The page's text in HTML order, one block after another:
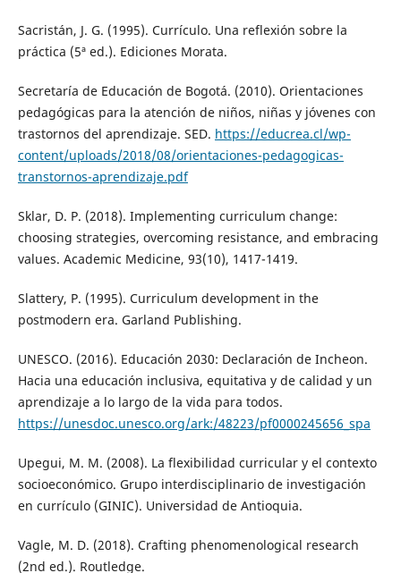
Sacristán, J. G. (1995). Currículo. Una reflexión sobre la
práctica (5ª ed.). Ediciones Morata.
Secretaría de Educación de Bogotá. (2010). Orientaciones
pedagógicas para la atención de niños, niñas y jóvenes con
trastornos del aprendizaje. SED. https://educrea.cl/wp-
content/uploads/2018/08/orientaciones-pedagogicas-
transtornos-aprendizaje.pdf
Sklar, D. P. (2018). Implementing curriculum change:
choosing strategies, overcoming resistance, and embracing
values. Academic Medicine, 93(10), 1417-1419.
Slattery, P. (1995). Curriculum development in the
postmodern era. Garland Publishing.
UNESCO. (2016). Educación 2030: Declaración de Incheon.
Hacia una educación inclusiva, equitativa y de calidad y un
aprendizaje a lo largo de la vida para todos.
https://unesdoc.unesco.org/ark:/48223/pf0000245656_spa
Upegui, M. M. (2008). La flexibilidad curricular y el contexto
socioeconómico. Grupo interdisciplinario de investigación
en currículo (GINIC). Universidad de Antioquia.
Vagle, M. D. (2018). Crafting phenomenological research
(2nd ed.). Routledge.